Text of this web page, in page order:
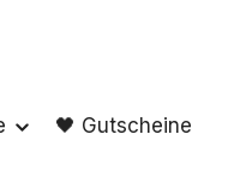
🖤 Gutscheine